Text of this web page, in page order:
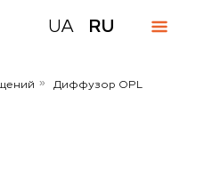
UA RU
» Диффузор OPL